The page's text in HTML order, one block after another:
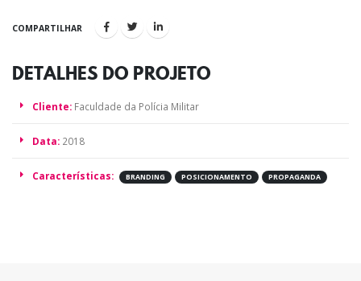
COMPARTILHAR
DETALHES DO PROJETO
Cliente: Faculdade da Polícia Militar
Data: 2018
Características: BRANDING POSICIONAMENTO PROPAGANDA